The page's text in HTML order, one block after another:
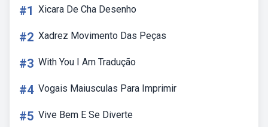
#1 Xicara De Cha Desenho
#2 Xadrez Movimento Das Peças
#3 With You I Am Tradução
#4 Vogais Maiusculas Para Imprimir
#5 Vive Bem E Se Diverte